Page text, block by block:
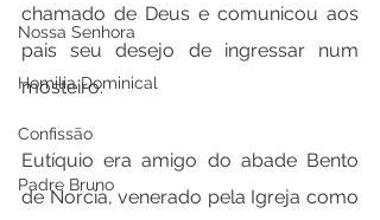
Nossa Senhora
Homilia Dominical
Confissão
Padre Bruno
chamado de Deus e comunicou aos
pais seu desejo de ingressar num
mosteiro.
Eutíquio era amigo do abade Bento
de Norcia, venerado pela Igreja como